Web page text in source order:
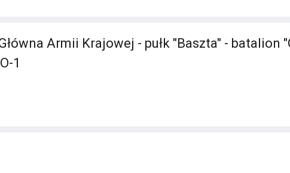
Armii Krajowej - pułk "Baszta" - batalion
1